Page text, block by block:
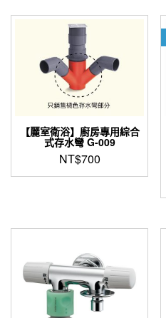
品
有
多
種
款
式。
可
產
品
頁
面
項
【麗室衛浴】廚房專用綜合
式存水彎 G-009
NT$700